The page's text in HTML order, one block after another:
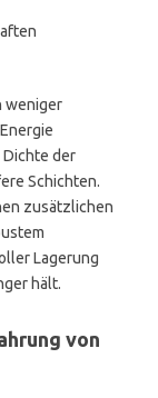
weniger
der
Schichten.
zusätzlichen
Lagerung
hält.
von